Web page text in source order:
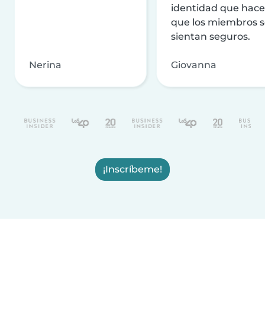
Nerina
identidad que
que los miembros
sientan seguros.
Giovanna
¡Inscríbeme!